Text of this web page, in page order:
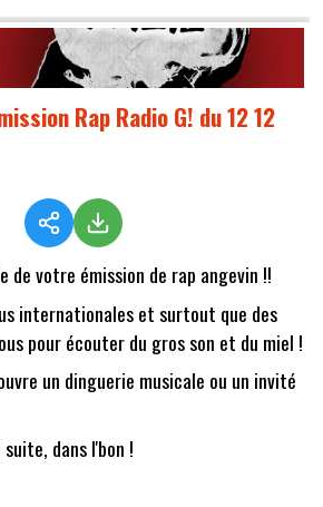
Rap Radio G! du 12 12
de votre émission de rap angevin !!
internationales et surtout que des
pour écouter du gros son et du miel !
un dinguerie musicale ou un invité
dans l'bon !